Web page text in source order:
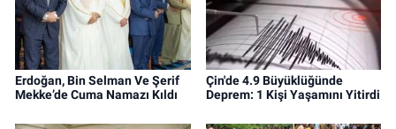
Erdoğan, Bin Selman Ve Şerif
Mekke’de Cuma Namazı Kıldı
Çin'de 4.9 Büyüklüğünde
Deprem: 1 Kişi Yaşamını Yitirdi